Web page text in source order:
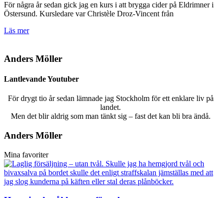
För några år sedan gick jag en kurs i att brygga cider på Eldrimner i
Östersund. Kursledare var Christèle Droz-Vincent från
Läs mer
Anders Möller
Lantlevande Youtuber
För drygt tio år sedan lämnade jag Stockholm för ett enklare liv på
landet.
Men det blir aldrig som man tänkt sig – fast det kan bli bra ändå.
Anders Möller
Mina favoriter